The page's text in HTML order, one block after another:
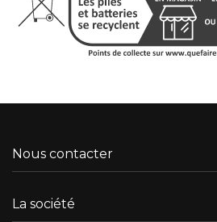
Nous contacter
La société